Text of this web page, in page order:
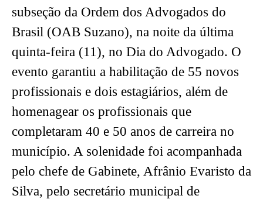
subseção da Ordem dos Advogados do
Brasil (OAB Suzano), na noite da última
quinta-feira (11), no Dia do Advogado. O
evento garantiu a habilitação de 55 novos
profissionais e dois estagiários, além de
homenagear os profissionais que
completaram 40 e 50 anos de carreira no
município. A solenidade foi acompanhada
pelo chefe de Gabinete, Afrânio Evaristo da
Silva, pelo secretário municipal de